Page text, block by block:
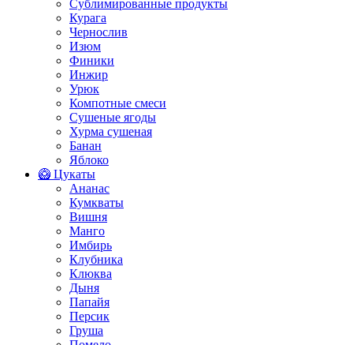
Сублимированные продукты
Курага
Чернослив
Изюм
Финики
Инжир
Урюк
Компотные смеси
Сушеные ягоды
Хурма сушеная
Банан
Яблоко
🥝 Цукаты
Ананас
Кумкваты
Вишня
Манго
Имбирь
Клубника
Клюква
Дыня
Папайя
Персик
Груша